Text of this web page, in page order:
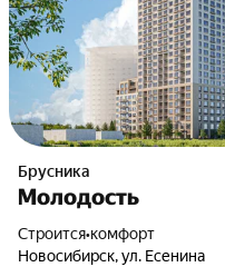
Брусника
Молодость
Строится•комфорт
Новосибирск, ул. Есенина